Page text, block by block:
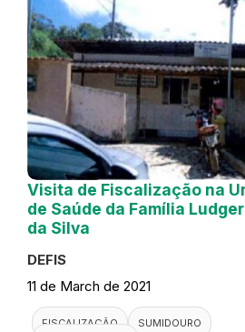
Visita de Fiscalização na
de Saúde da Família
da Silva
DEFIS
11 de March de 2021
FISCALIZAÇÃO
SUMIDOURO